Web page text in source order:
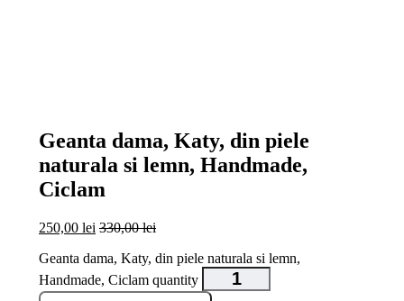
Geanta dama, Katy, din piele
naturala si lemn, Handmade,
Ciclam
250,00 lei 330,00lei
Geanta dama, Katy, din piele naturala si lemn,
Handmade, Ciclam quantity